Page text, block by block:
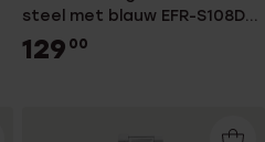
steel met blauw EFR-S108D-
2AVUEF
129 00